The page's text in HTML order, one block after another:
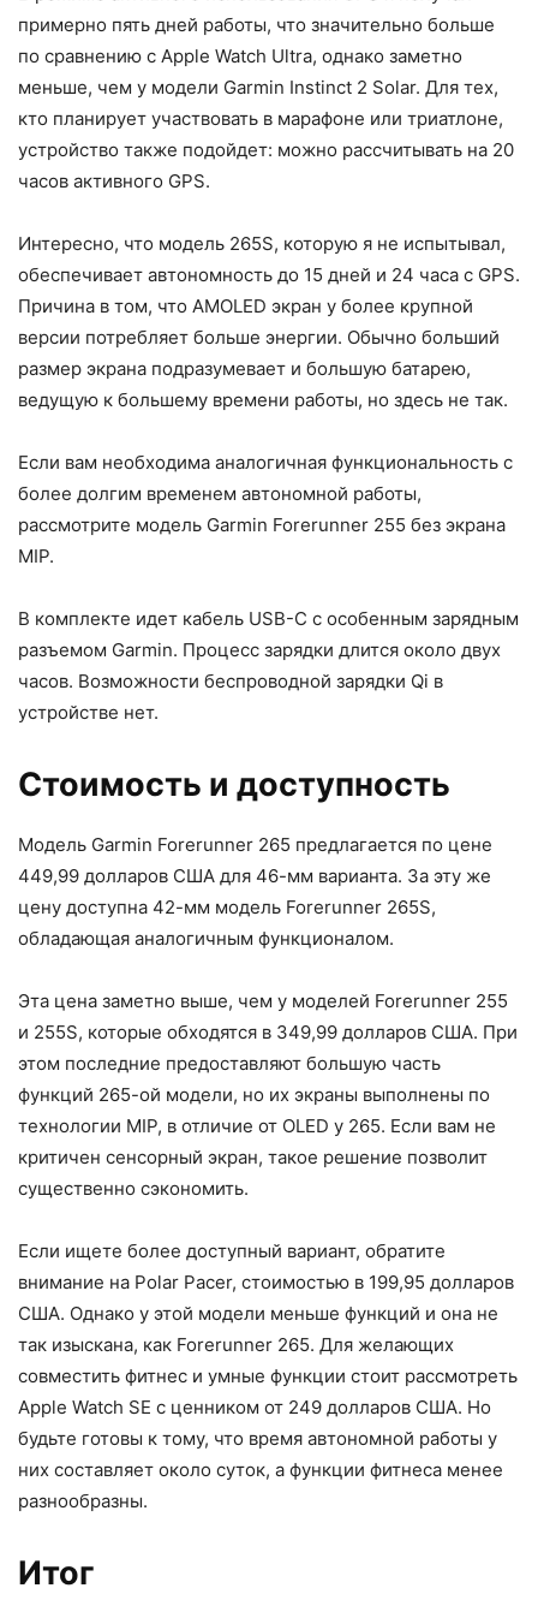
примерно пять дней работы, что значительно больше
по сравнению с Apple Watch Ultra, однако заметно
меньше, чем у модели Garmin Instinct 2 Solar. Для тех,
кто планирует участвовать в марафоне или триатлоне,
устройство также подойдет: можно рассчитывать на 20
часов активного GPS.
Интересно, что модель 265S, которую я не испытывал,
обеспечивает автономность до 15 дней и 24 часа с GPS.
Причина в том, что AMOLED экран у более крупной
версии потребляет больше энергии. Обычно больший
размер экрана подразумевает и большую батарею,
ведущую к большему времени работы, но здесь не так.
Если вам необходима аналогичная функциональность с
более долгим временем автономной работы,
рассмотрите модель Garmin Forerunner 255 без экрана
MIP.
В комплекте идет кабель USB-C с особенным зарядным
разъемом Garmin. Процесс зарядки длится около двух
часов. Возможности беспроводной зарядки Qi в
устройстве нет.
Стоимость и доступность
Модель Garmin Forerunner 265 предлагается по цене
449,99 долларов США для 46-мм варианта. За эту же
цену доступна 42-мм модель Forerunner 265S,
обладающая аналогичным функционалом.
Эта цена заметно выше, чем у моделей Forerunner 255
и 255S, которые обходятся в 349,99 долларов США. При
этом последние предоставляют большую часть
функций 265-ой модели, но их экраны выполнены по
технологии MIP, в отличие от OLED у 265. Если вам не
критичен сенсорный экран, такое решение позволит
существенно сэкономить.
Если ищете более доступный вариант, обратите
внимание на Polar Pacer, стоимостью в 199,95 долларов
США. Однако у этой модели меньше функций и она не
так изыскана, как Forerunner 265. Для желающих
совместить фитнес и умные функции стоит рассмотреть
Apple Watch SE с ценником от 249 долларов США. Но
будьте готовы к тому, что время автономной работы у
них составляет около суток, а функции фитнеса менее
разнообразны.
Итог